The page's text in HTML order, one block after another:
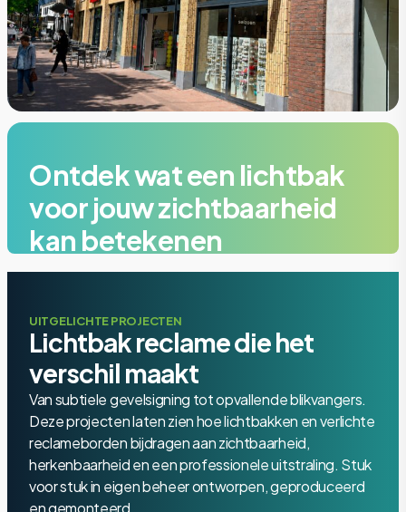
Ontdek wat een lichtbak
voor jouw zichtbaarheid
kan betekenen
een professionele uitstraling die blijft hangen. Vraag
vrijblijvend advies aan op locatie.
Offerte
+31 85 006 9917
UITGELICHTE PROJECTEN
Lichtbak reclame die het
verschil maakt
Van subtiele gevelsigning tot opvallende blikvangers.
Deze projecten laten zien hoe lichtbakken en verlichte
reclameborden bijdragen aan zichtbaarheid,
herkenbaarheid en een professionele uitstraling. Stuk
voor stuk in eigen beheer ontworpen, geproduceerd
en gemonteerd.